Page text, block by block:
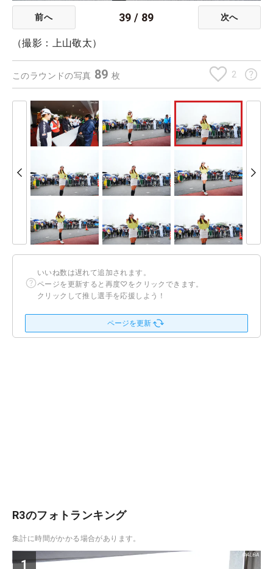
前へ 39 / 89 次へ
（撮影：上山敬太）
このラウンドの写真 89枚 2
いいね数は遅れて追加されます。
ページを更新すると再度♡をクリックできます。
クリックして推し選手を応援しよう！
ページを更新
R3のフォトランキング
集計に時間がかかる場合があります。
1